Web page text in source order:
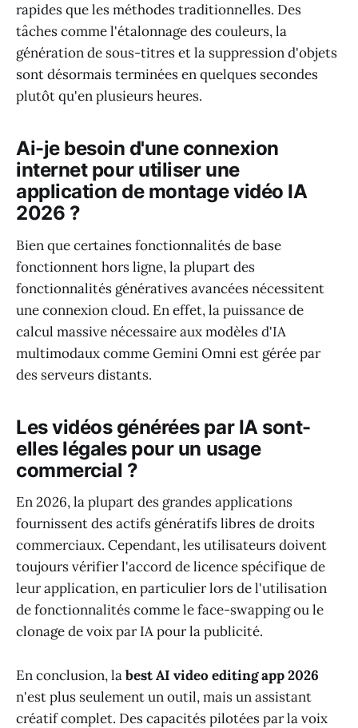
rapides que les méthodes traditionnelles. Des
tâches comme l'étalonnage des couleurs, la
génération de sous-titres et la suppression d'objets
sont désormais terminées en quelques secondes
plutôt qu'en plusieurs heures.
Ai-je besoin d'une connexion
internet pour utiliser une
application de montage vidéo IA
2026 ?
Bien que certaines fonctionnalités de base
fonctionnent hors ligne, la plupart des
fonctionnalités génératives avancées nécessitent
une connexion cloud. En effet, la puissance de
calcul massive nécessaire aux modèles d'IA
multimodaux comme Gemini Omni est gérée par
des serveurs distants.
Les vidéos générées par IA sont-
elles légales pour un usage
commercial ?
En 2026, la plupart des grandes applications
fournissent des actifs génératifs libres de droits
commerciaux. Cependant, les utilisateurs doivent
toujours vérifier l'accord de licence spécifique de
leur application, en particulier lors de l'utilisation
de fonctionnalités comme le face-swapping ou le
clonage de voix par IA pour la publicité.
En conclusion, labest AI video editing app 2026
n'est plus seulement un outil, mais un assistant
créatif complet. Des capacités pilotées par la voix